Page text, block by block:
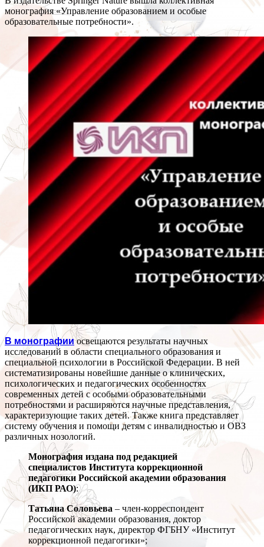
монография «Управление образованием и особые
образовательные потребности».
В монографииосвещаются результаты научных
исследований в области специального образования и
специальной психологии в Российской Федерации. В ней
систематизированы новейшие данные о клинических,
психологических и педагогических особенностях
современных детей с особыми образовательными
потребностями и расширяются научные представления,
характеризующие таких детей. Также книга представляет
систему обучения и помощи детям с инвалидностью и ОВЗ
различных нозологий.
Монография издана под редакцией
специалистов Института коррекционной
педагогики Российской академии образования
(ИКП РАО):
Татьяна Соловьева – член-корреспондент
Российской академии образования, доктор
педагогических наук, директор ФГБНУ «Институт
коррекционной педагогики»;